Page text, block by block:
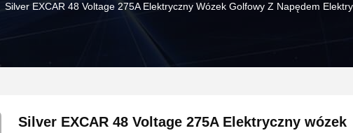
Silver EXCAR 48 Voltage 275A Elektryczny Wózek Golfowy Z Napędem
Silver EXCAR 48 Voltage 275A Elektryczny wózek